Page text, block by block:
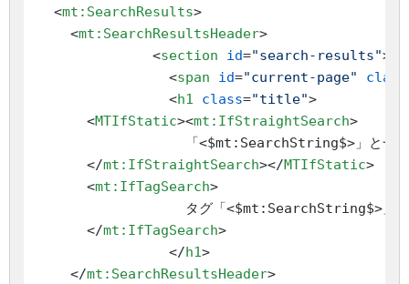
<mt:SearchResults>
<mt:SearchResultsHeader>
<section id="search-results">
<span id="current-page" class
<h1 class="title">
<MTIfStatic><mt:IfStraightSearch>
「<$mt:SearchString$>」と一致
</mt:IfStraightSearch></MTIfStatic>
<mt:IfTagSearch>
タグ「<$mt:SearchString$>」が
</mt:IfTagSearch>
</h1>
</mt:SearchResultsHeader>